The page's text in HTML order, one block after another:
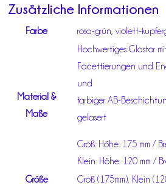
Zusätzliche Informationen
Farbe rosa-grün, violett-
Material &
Maße
Hochwertiges Glastor
Facettierungen und
und
farbiger AB-
gelasert
Groß: Höhe: 175 mm /
Klein: Höhe: 120 mm /
Größe
Groß (175mm), Klein